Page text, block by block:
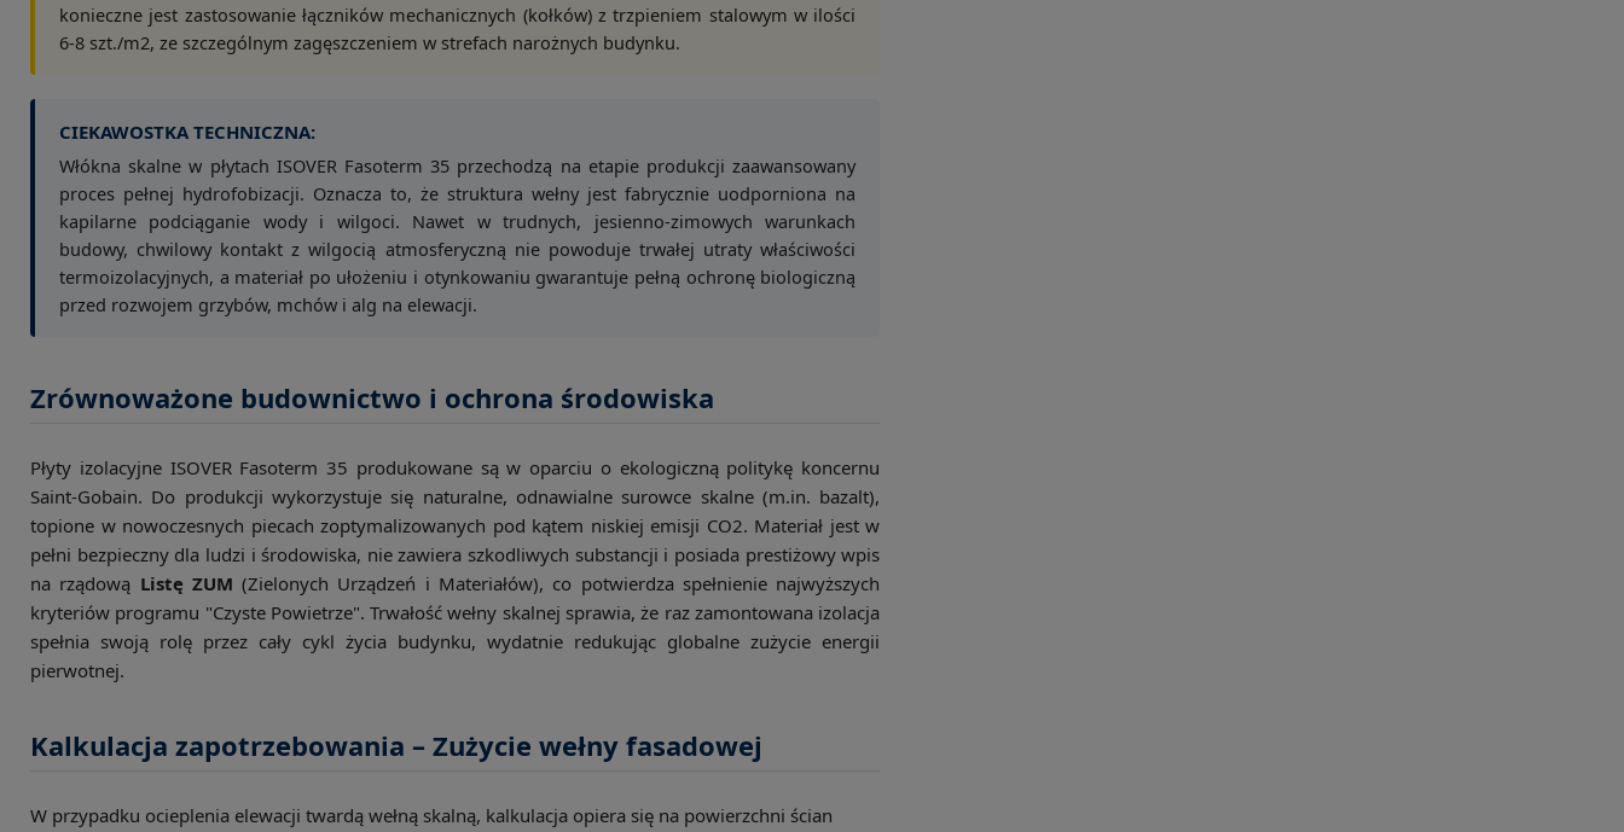
konieczne jest zastosowanie łączników mechanicznych (kołków) z trzpieniem stalowym w ilości
6-8 szt./m2, ze szczególnym zagęszczeniem w strefach narożnych budynku.
CIEKAWOSTKA TECHNICZNA:
Włókna skalne w płytach ISOVER Fasoterm 35 przechodzą na etapie produkcji zaawansowany
proces pełnej hydrofobizacji. Oznacza to, że struktura wełny jest fabrycznie uodporniona na
kapilarne podciąganie wody i wilgoci. Nawet w trudnych, jesienno-zimowych warunkach
budowy, chwilowy kontakt z wilgocią atmosferyczną nie powoduje trwałej utraty właściwości
termoizolacyjnych, a materiał po ułożeniu i otynkowaniu gwarantuje pełną ochronę biologiczną
przed rozwojem grzybów, mchów i alg na elewacji.
Zrównoważone budownictwo i ochrona środowiska
Płyty izolacyjne ISOVER Fasoterm 35 produkowane są w oparciu o ekologiczną politykę koncernu
Saint-Gobain. Do produkcji wykorzystuje się naturalne, odnawialne surowce skalne (m.in. bazalt),
topione w nowoczesnych piecach zoptymalizowanych pod kątem niskiej emisji CO2. Materiał jest w
pełni bezpieczny dla ludzi i środowiska, nie zawiera szkodliwych substancji i posiada prestiżowy wpis
na rządową Listę ZUM (Zielonych Urządzeń i Materiałów), co potwierdza spełnienie najwyższych
kryteriów programu "Czyste Powietrze". Trwałość wełny skalnej sprawia, że raz zamontowana izolacja
spełnia swoją rolę przez cały cykl życia budynku, wydatnie redukując globalne zużycie energii
pierwotnej.
Kalkulacja zapotrzebowania – Zużycie wełny fasadowej
W przypadku ocieplenia elewacji twardą wełną skalną, kalkulacja opiera się na powierzchni ścian